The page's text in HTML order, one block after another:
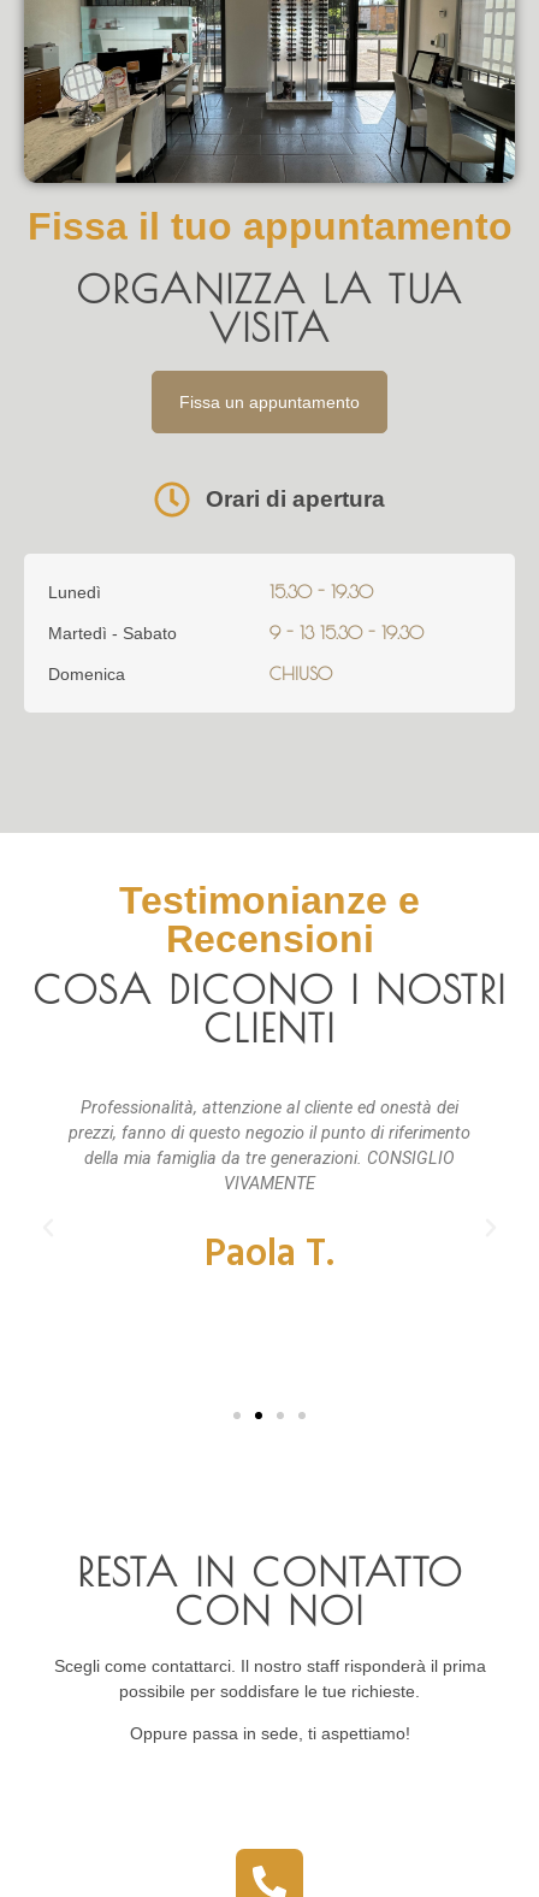
Fissa il tuo appuntamento
ORGANIZZA LA TUA
VISITA
Fissa un appuntamento
Orari di apertura
Lunedì 15.30 - 19.30
Martedì - Sabato 9 - 13 15.30 - 19.30
Domenica CHIUSO
Testimonianze e
Recensioni
COSA DICONO I NOSTRI
CLIENTI
Professionalità, attenzione al cliente ed onestà dei
prezzi, fanno di questo negozio il punto di riferimento
della mia famiglia da tre generazioni. CONSIGLIO
VIVAMENTE
Paola T.
RESTA IN CONTATTO
CON NOI
Scegli come contattarci. Il nostro staff risponderà il prima
possibile per soddisfare le tue richieste.
Oppure passa in sede, ti aspettiamo!